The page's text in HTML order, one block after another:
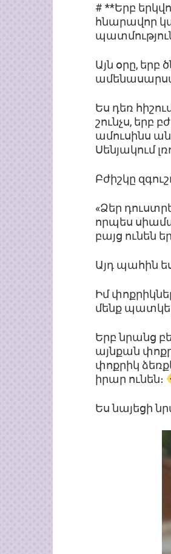
# **Երբ
հնարավոր
Այն օրը, երբ
Ես դեռ
շունչս, երբ
ամուսինս
Սենյակում
Բժիշկը
«Ձեր
որպես
բայց ունեն
Այդ պահին
Իմ
մենք
Երբ նրանց
այնքան
փոքրիկ
իրար ունեն։
Ես նայեցի